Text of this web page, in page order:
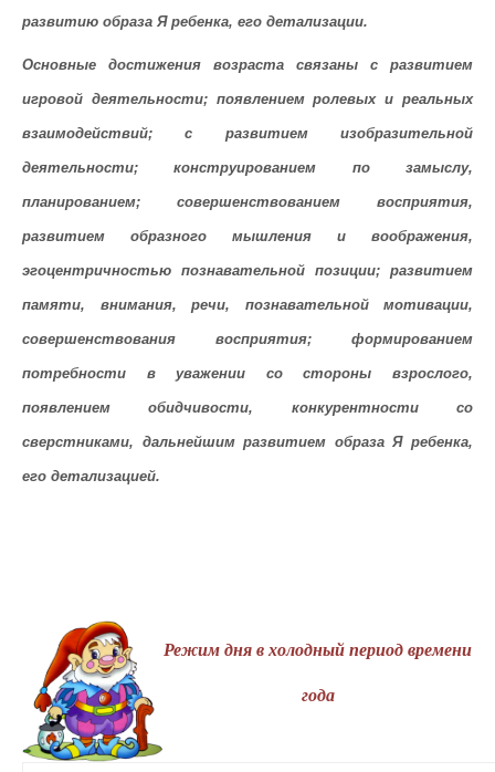
развитию образа Я ребенка, его детализации.
Основные достижения возраста связаны с развитием
игровой деятельности; появлением ролевых и реальных
взаимодействий; с развитием изобразительной
деятельности; конструированием по замыслу,
планированием; совершенствованием восприятия,
развитием образного мышления и воображения,
эгоцентричностью познавательной позиции; развитием
памяти, внимания, речи, познавательной мотивации,
совершенствования восприятия; формированием
потребности в уважении со стороны взрослого,
появлением обидчивости, конкурентности со
сверстниками, дальнейшим развитием образа Я ребенка,
его детализацией.
Режим дня в холодный период времени
года